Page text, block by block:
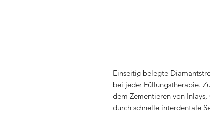
Einseitig belegte
bei jeder Füllungstherapie.
dem Zementieren von Inlays,
durch schnelle interdentale